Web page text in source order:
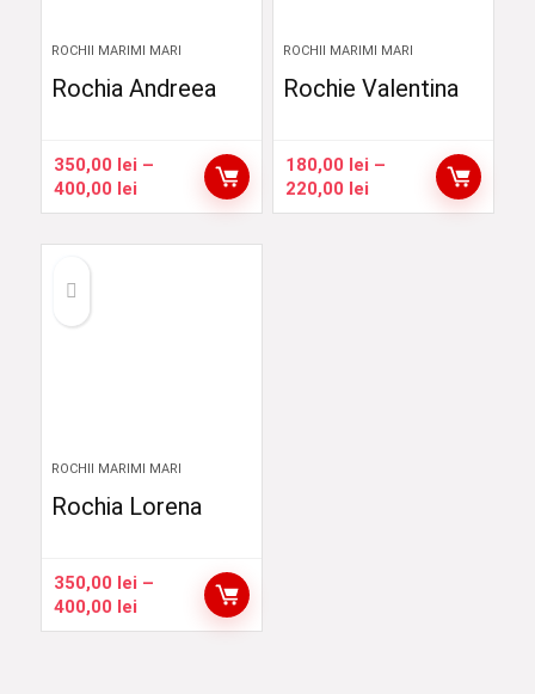
ROCHII MARIMI MARI
Rochia Andreea
350,00 lei –
400,00 leiInterval
de
ROCHII MARIMI MARI
Rochie Valentina
180,00 lei –
220,00 leiInterval
de
ROCHII MARIMI MARI
Rochia Lorena
350,00 lei –
400,00 leiInterval
de